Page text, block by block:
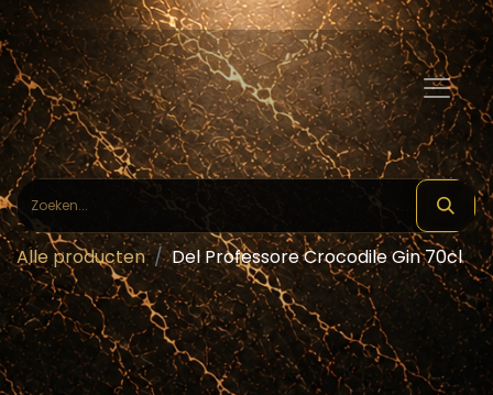
Alle producten Del Professore Crocodile Gin 70cl